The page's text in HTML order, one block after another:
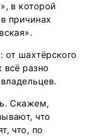
в которой
причинах
шахтёрского
разно
Скажем,
что
что, по